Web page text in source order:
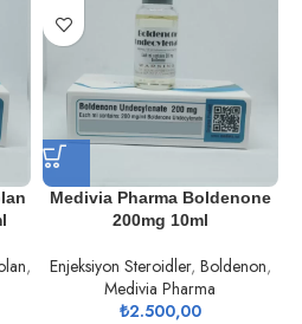
,
Medivia Pharma Boldenone
200mg 10ml
Enjeksiyon Steroidler, Boldenon,
Medivia Pharma
₺2.500,00